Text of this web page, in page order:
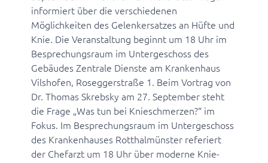
informiert über die verschiedenen
Möglichkeiten des Gelenkersatzes an Hüfte und
Knie. Die Veranstaltung beginnt um 18 Uhr im
Besprechungsraum im Untergeschoss des
Gebäudes Zentrale Dienste am Krankenhaus
Vilshofen, Roseggerstraße 1. Beim Vortrag von
Dr. Thomas Skrebsky am 27. September steht
die Frage „Was tun bei Knieschmerzen?“ im
Fokus. Im Besprechungsraum im Untergeschoss
des Krankenhauses Rotthalmünster referiert
der Chefarzt um 18 Uhr über moderne Knie-